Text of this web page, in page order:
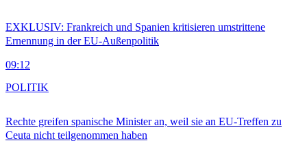
EXKLUSIV: Frankreich und Spanien kritisieren umstrittene
Ernennung in der EU-Außenpolitik
09:12
Rechte greifen spanische Minister an, weil sie an EU-Treffen zu
Ceuta nicht teilgenommen haben
POLITIK